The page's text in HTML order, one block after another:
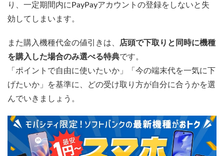
り、一定期間内にPayPayアカウントの登録をしないと失
効してしまいます。
また購入機種代金の値引きは、
店頭で下取りと同時に機種
を購入した場合のみ選べる特典です。
「ポイントで自由に使いたいか」「今の端末代を一気に下
げたいか」を基準に、どの受け取り方が自分に合うかを選
んでいきましょう。